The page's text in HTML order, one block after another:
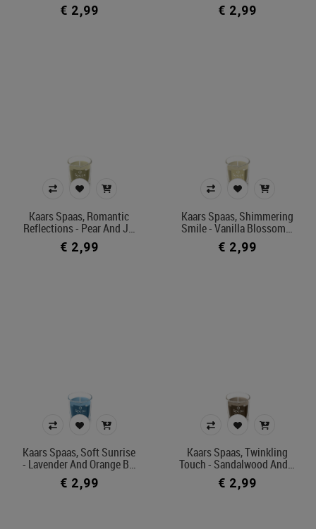
€ 2,99 € 2,99
Kaars Spaas, Romantic
Reflections - Pear And J…
€ 2,99
Kaars Spaas, Shimmering
Smile - Vanilla Blossom…
€ 2,99
Kaars Spaas, Soft Sunrise
- Lavender And Orange B…
€ 2,99
Kaars Spaas, Twinkling
Touch - Sandalwood And…
€ 2,99